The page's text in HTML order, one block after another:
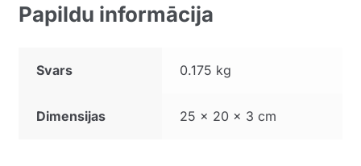
Papildu informācija
Svars 0.175 kg
Dimensijas 25 × 20 × 3 cm